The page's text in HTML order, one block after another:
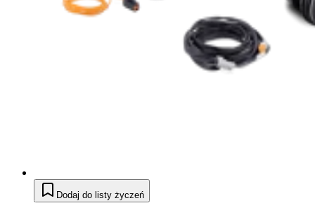
Dodaj do listy życzeń